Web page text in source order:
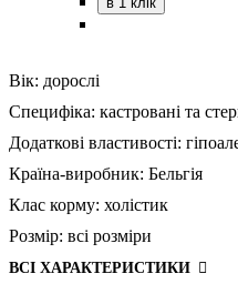
Вік: дорослі
Специфіка: кастровані та
Додаткові властивості:
Країна-виробник: Бельгія
Клас корму: холістик
Розмір: всі розміри
ВСІ ХАРАКТЕРИСТИКИ